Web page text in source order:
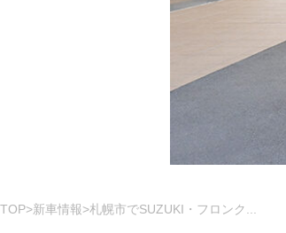
TOP 新車情報 札幌市でSUZUKI・フロンク...